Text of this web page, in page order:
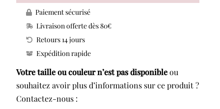
Sophora
Slip
Taille
Haute
Paiement sécurisé
Livraison offerte dès 80€
Retours 14 jours
Expédition rapide
Votre taille ou couleur n’est pas disponibleou
souhaitez avoir plus d’informations sur ce produit ?
Contactez-nous :